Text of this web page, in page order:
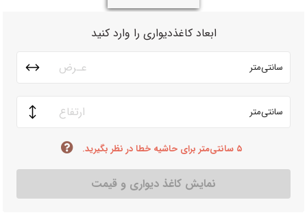
ابعاد کاغذدیواری را وارد کنید
سانتی‌متر
سانتی‌متر
۵ سانتی‌متر برای حاشیه خطا در نظر بگیرید.
نمایش کاغذ دیواری و قیمت